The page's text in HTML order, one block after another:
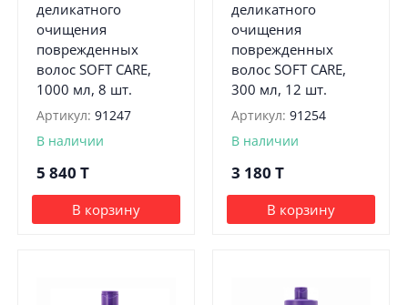
деликатного
очищения
поврежденных
волос SOFT CARE,
1000 мл, 8 шт.
Артикул: 91247
В наличии
5 840 T
В корзину
деликатного
очищения
поврежденных
волос SOFT CARE,
300 мл, 12 шт.
Артикул: 91254
В наличии
3 180 T
В корзину